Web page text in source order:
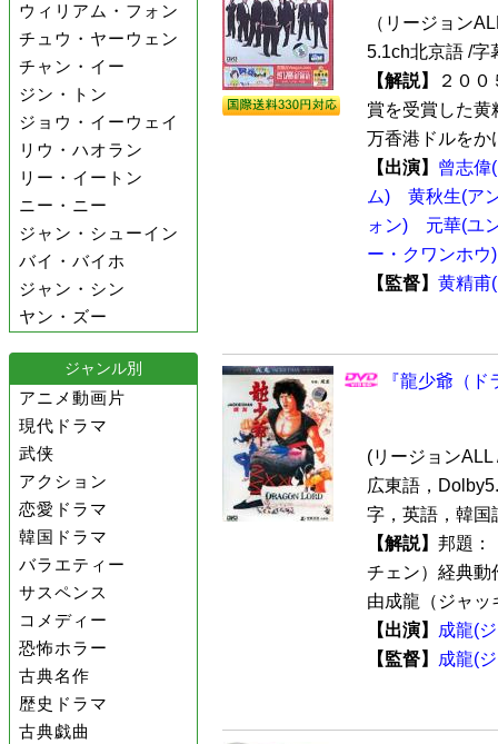
ウィリアム・フォン
チュウ・ヤーウェン
チャン・イー
ジン・トン
ジョウ・イーウェイ
リウ・ハオラン
リー・イートン
ニー・ニー
ジャン・シューイン
バイ・バイホ
ジャン・シン
ヤン・ズー
ジャンル別
アニメ動画片
現代ドラマ
武侠
アクション
恋愛ドラマ
韓国ドラマ
バラエティー
サスペンス
コメディー
恐怖ホラー
古典名作
歴史ドラマ
古典戯曲
（リージョン
5.1ch北京語 /字
【解説】
２０
賞を受賞した黄
万香港ドルをか
【出演】 曾志偉
ム)
黄秋生(ア
ォン)
元華(ユ
ー・クワンホウ)
【監督】 黄精甫
『龍少爺（
(リージョン
広東語，
字，英語，韓国
【解説】 邦題：
チェン）経典動
由成龍（ジャッ
【出演】
成龍(
【監督】
成龍(